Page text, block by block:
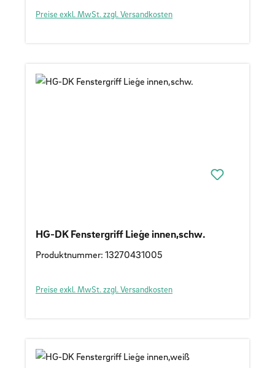
Preise exkl. MwSt. zzgl. Versandkosten
HG-DK Fenstergriff Lieǵe innen,schw.
Produktnummer: 13270431005
Preise exkl. MwSt. zzgl. Versandkosten